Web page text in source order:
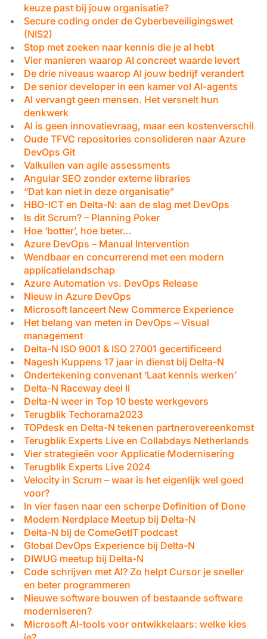
keuze past bij jouw organisatie?
Secure coding onder de Cyberbeveiligingswet
(NIS2)
Stop met zoeken naar kennis die je al hebt
Vier manieren waarop AI concreet waarde levert
De drie niveaus waarop AI jouw bedrijf verandert
De senior developer in een kamer vol AI-agents
AI vervangt geen mensen. Het versnelt hun
denkwerk
AI is geen innovatievraag, maar een kostenverschil
Oude TFVC repositories consolideren naar Azure
DevOps Git
Valkuilen van agile assessments
Angular SEO zonder externe libraries
“Dat kan niet in deze organisatie”
HBO-ICT en Delta-N: aan de slag met DevOps
Is dit Scrum? – Planning Poker
Hoe ‘botter’, hoe beter…
Azure DevOps – Manual Intervention
Wendbaar en concurrerend met een modern
applicatielandschap
Azure Automation vs. DevOps Release
Nieuw in Azure DevOps
Microsoft lanceert New Commerce Experience
Het belang van meten in DevOps – Visual
management
Delta-N ISO 9001 & ISO 27001 gecertificeerd
Nagesh Kuppens 17 jaar in dienst bij Delta-N
Ondertekening convenant ‘Laat kennis werken’
Delta-N Raceway deel II
Delta-N weer in Top 10 beste werkgevers
Terugblik Techorama2023
TOPdesk en Delta-N tekenen partnerovereenkomst
Terugblik Experts Live en Collabdays Netherlands
Vier strategieën voor Applicatie Modernisering
Terugblik Experts Live 2024
Velocity in Scrum – waar is het eigenlijk wel goed
voor?
In vier fasen naar een scherpe Definition of Done
Modern Nerdplace Meetup bij Delta-N
Delta-N bij de ComeGetIT podcast
Global DevOps Experience bij Delta-N
DIWUG meetup bij Delta-N
Code schrijven met AI? Zo helpt Cursor je sneller
en beter programmeren
Nieuwe software bouwen of bestaande software
moderniseren?
Microsoft AI-tools voor ontwikkelaars: welke kies